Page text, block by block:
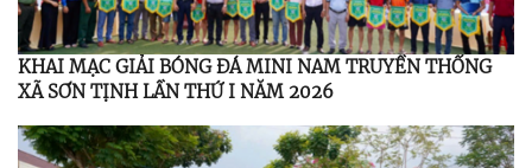
KHAI MẠC GIẢI BÓNG ĐÁ MINI NAM TRUYỀN THỐNG
XÃ SƠN TỊNH LẦN THỨ I NĂM 2026